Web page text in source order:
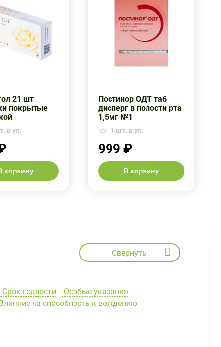
21 шт
покрытые
в уп.
корзину
Постинор ОДТ таб
дисперг в полости рта
1,5мг №1
1 шт. в уп.
999 ₽
В корзину
Свернуть
Срок годности
Особые указания
на способность к вождению